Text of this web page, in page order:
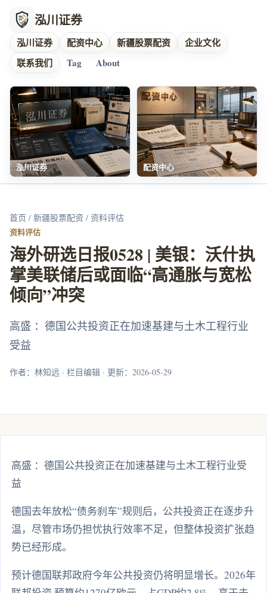
泓川证券
泓川证券 配资中心 新疆股票配资
企业文化
联系我们
Tag About
泓川证券 配资中心
首页 / 新疆股票配资 / 资料评估
资料评估
海外研选日报0528 | 美银：沃什执
掌美联储后或面临“高通胀与宽松
倾向”冲突
高盛 ：德国公共投资正在加速基建与土木工程行业
受益
作者：林知远 · 栏目编辑 · 更新：2026-05-29
高盛 ：德国公共投资正在加速基建与土木工程行业受
益
德国去年放松“债务刹车”规则后，公共投资正在逐步升
温，尽管市场仍担忧执行效率不足，但整体投资扩张趋
势已经形成。
预计德国联邦政府今年公共投资仍将明显增长。2026年